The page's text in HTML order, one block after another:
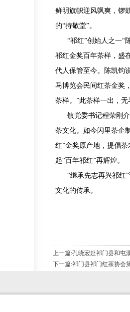
鲜明旗帜迎风飒爽，锣
的“持敬堂”。
“祁红”创始人之一“
祁红金奖百年茶样，盛
代人保管至今。陈凯钧
马博览会民间红茶金奖
茶样。”此茶样一出，
镇党委书记程荣刚
茶文化。如今闪里茶企
红”金奖原产地，提倡
起“百年祁红”再辉煌。
“继承先志再兴祁红
文化的传承。
上一篇:孔晓宏赴祁门县和屯
下一篇:祁门县祁门红茶协会